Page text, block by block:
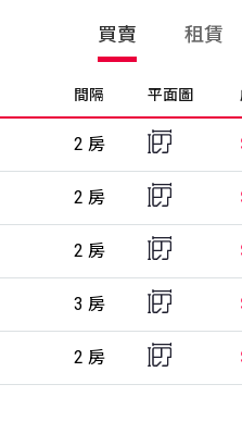
買賣 租賃
間隔 平面圖
2 房
2 房
2 房
3 房
2 房